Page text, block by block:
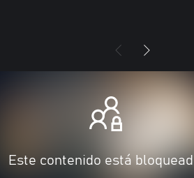
Este contenido está